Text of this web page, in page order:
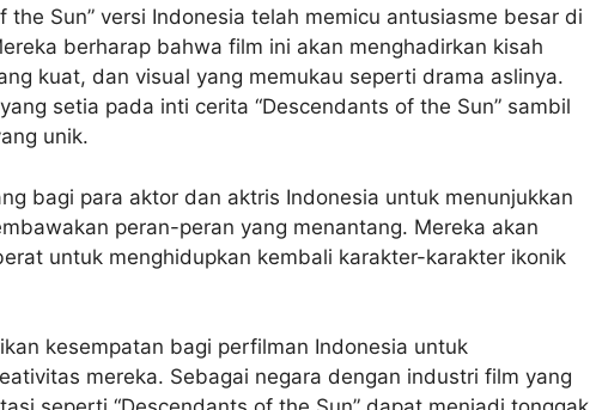
the Sun” versi Indonesia telah memicu antusiasme besar di
berharap bahwa film ini akan menghadirkan kisah
kuat, dan visual yang memukau seperti drama aslinya.
setia pada inti cerita “Descendants of the Sun” sambil
unik.
bagi para aktor dan aktris Indonesia untuk menunjukkan
peran-peran yang menantang. Mereka akan
untuk menghidupkan kembali karakter-karakter ikonik
kesempatan bagi perfilman Indonesia untuk
mereka. Sebagai negara dengan industri film yang